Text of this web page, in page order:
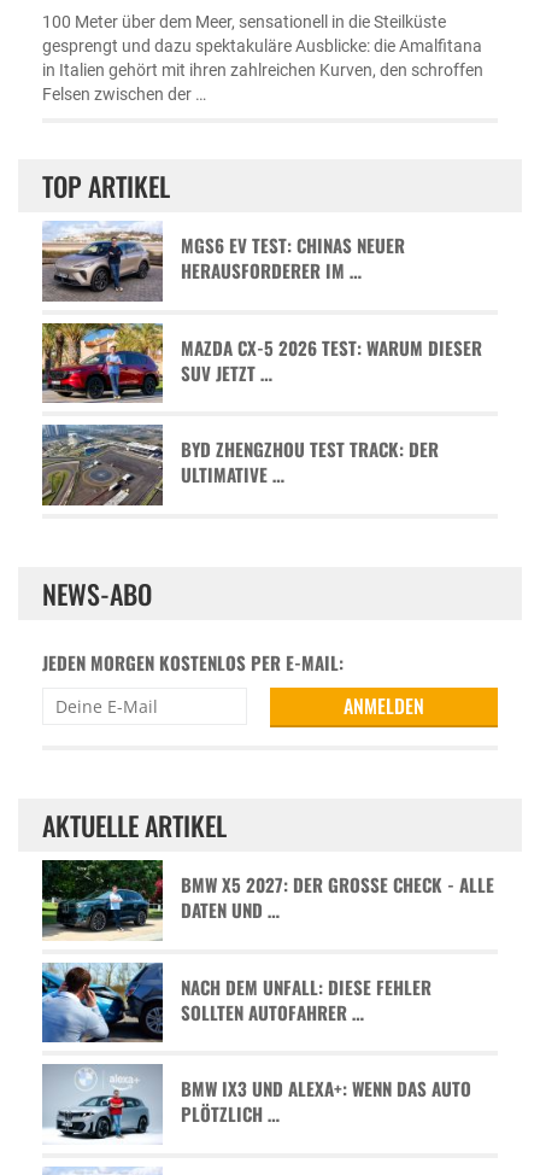
100 Meter über dem Meer, sensationell in die Steilküste
gesprengt und dazu spektakuläre Ausblicke: die Amalfitana
in Italien gehört mit ihren zahlreichen Kurven, den schroffen
Felsen zwischen der …
TOP ARTIKEL
MGS6 EV TEST: CHINAS NEUER
HERAUSFORDERER IM …
MAZDA CX-5 2026 TEST: WARUM DIESER
SUV JETZT …
BYD ZHENGZHOU TEST TRACK: DER
ULTIMATIVE …
NEWS-ABO
JEDEN MORGEN KOSTENLOS PER E-MAIL:
AKTUELLE ARTIKEL
BMW X5 2027: DER GROSSE CHECK - ALLE D
ATEN UND …
NACH DEM UNFALL: DIESE FEHLER
SOLLTEN AUTOFAHRER …
BMW IX3 UND ALEXA+: WENN DAS AUTO
PLÖTZLICH …